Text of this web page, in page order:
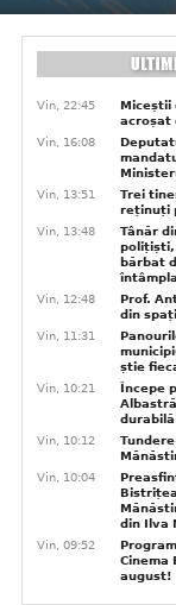
Vin, 22:45
Miceștii
acroșat
Vin, 16:08
Vin, 13:51
Trei
reținuți
Vin, 13:48
Tânăr
polițiști,
bărbat
Vin, 12:48
Prof.
din
Vin, 11:31
știe
Vin, 10:21
Începe
Vin, 10:12
Vin, 10:04
din Ilva
Vin, 09:52
Cinema
august!